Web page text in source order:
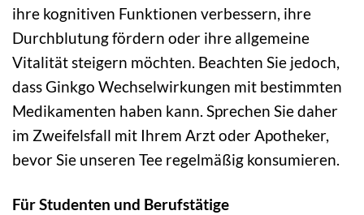
ihre kognitiven Funktionen verbessern, ihre
Durchblutung fördern oder ihre allgemeine
Vitalität steigern möchten. Beachten Sie jedoch,
dass Ginkgo Wechselwirkungen mit bestimmten
Medikamenten haben kann. Sprechen Sie daher
im Zweifelsfall mit Ihrem Arzt oder Apotheker,
bevor Sie unseren Tee regelmäßig konsumieren.
Für Studenten und Berufstätige